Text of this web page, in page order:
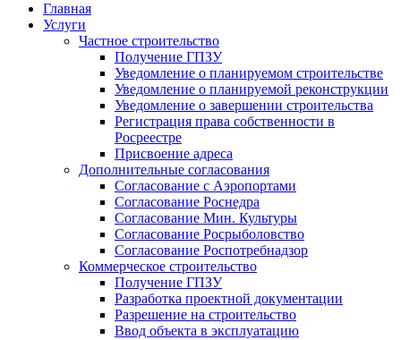
Главная
Услуги
Частное строительство
Получение ГПЗУ
Уведомление о планируемом строительстве
Уведомление о планируемой реконструкции
Уведомление о завершении строительства
Регистрация права собственности в
Росреестре
Присвоение адреса
Дополнительные согласования
Согласование с Аэропортами
Согласование Роснедра
Согласование Мин. Культуры
Согласование Росрыболовство
Согласование Роспотребнадзор
Коммерческое строительство
Получение ГПЗУ
Разработка проектной документации
Разрешение на строительство
Ввод объекта в эксплуатацию